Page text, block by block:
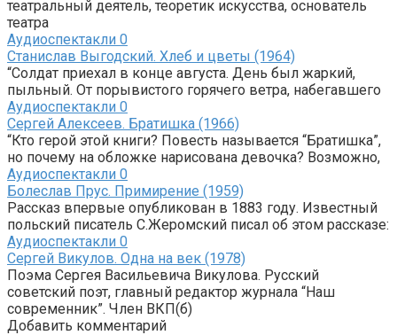
театральный деятель, теоретик искусства, основатель
театра
Аудиоспектакли 0
Станислав Выгодский. Хлеб и цветы (1964)
“Солдат приехал в конце августа. День был жаркий,
пыльный. От порывистого горячего ветра, набегавшего
Аудиоспектакли 0
Сергей Алексеев. Братишка (1966)
“Кто герой этой книги? Повесть называется “Братишка”,
но почему на обложке нарисована девочка? Возможно,
Аудиоспектакли 0
Болеслав Прус. Примирение (1959)
Рассказ впервые опубликован в 1883 году. Известный
польский писатель С.Жеромский писал об этом рассказе:
Аудиоспектакли 0
Сергей Викулов. Одна на век (1978)
Поэма Сергея Васильевича Викулова. Русский
советский поэт, главный редактор журнала “Наш
современник”. Член ВКП(б)
Добавить комментарий